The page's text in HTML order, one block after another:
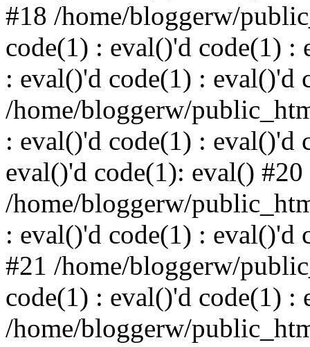
#18 /home/bloggerw/
code(1) : eval()'d code(1) :
: eval()'d code(1) : eval()'d
/home/bloggerw/
: eval()'d code(1) : eval()'d
eval()'d code(1): eval() #20
/home/bloggerw/
: eval()'d code(1) : eval()'d
#21 /home/bloggerw/
code(1) : eval()'d code(1) :
/home/bloggerw/